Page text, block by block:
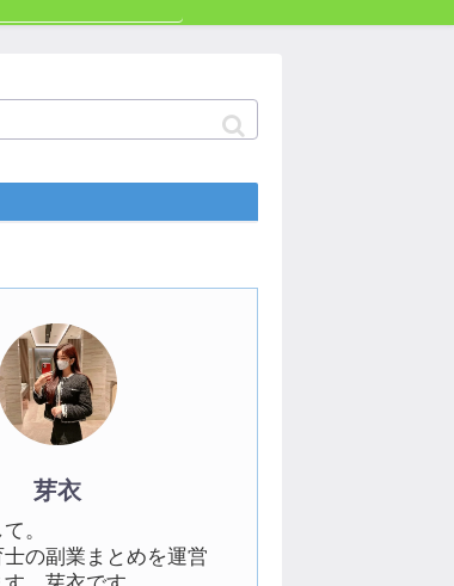
芽衣
。
の副業まとめを運営